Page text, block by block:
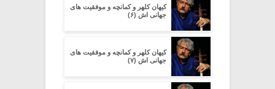
کیهان کلهر و کمانچه و موفقیت های
جهانی اش (۶)
کیهان کلهر و کمانچه و موفقیت های
جهانی اش (۷)